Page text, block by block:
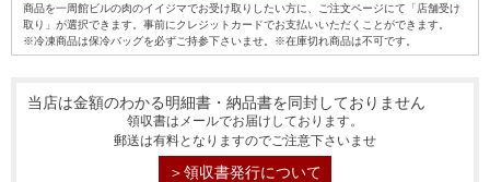
商品を一周館ビルの肉のイイジマでお受け取りしたい方に、ご注文ページにて「店舗受け
取り」が選択できます。事前にクレジットカードでお支払いいただくことができます。
※冷凍商品は保冷バッグを必ずご持参下さいませ。※在庫切れ商品は不可です。
当店は金額のわかる明細書・納品書を同封しておりません
領収書はメールでお届けしております。
郵送は有料となりますのでご注意下さいませ
＞領収書発行について